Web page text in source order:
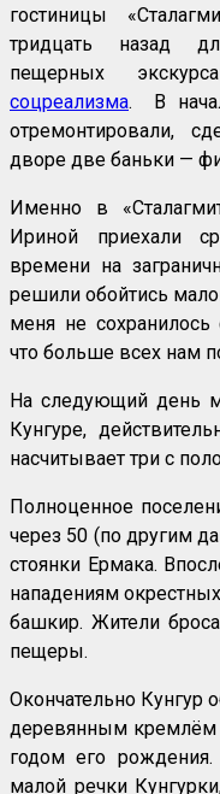
гостиницы
тридцать назад
пещерных
соцреализма. В
отремонтировали,
дворе две баньки —
Именно в
Ириной приехали
времени на
решили обойтись
меня не
что больше всех нам
На следующий день
Кунгуре,
насчитывает три с
Полноценное
через 50 (по другим
стоянки Ермака.
нападениям
башкир. Жители
пещеры.
Окончательно Кунгур
деревянным кремлём
годом его рождения.
малой речки